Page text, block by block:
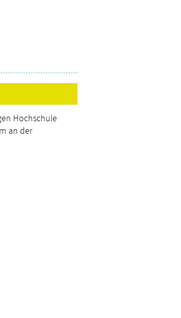
Hochschule
an der